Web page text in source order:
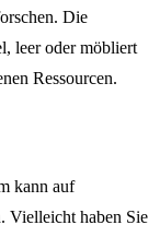
Die
leer oder möbliert
Ressourcen.
kann auf
Vielleicht haben Sie